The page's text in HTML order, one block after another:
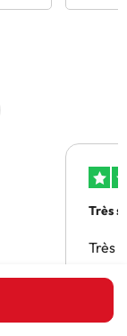
Très
Très